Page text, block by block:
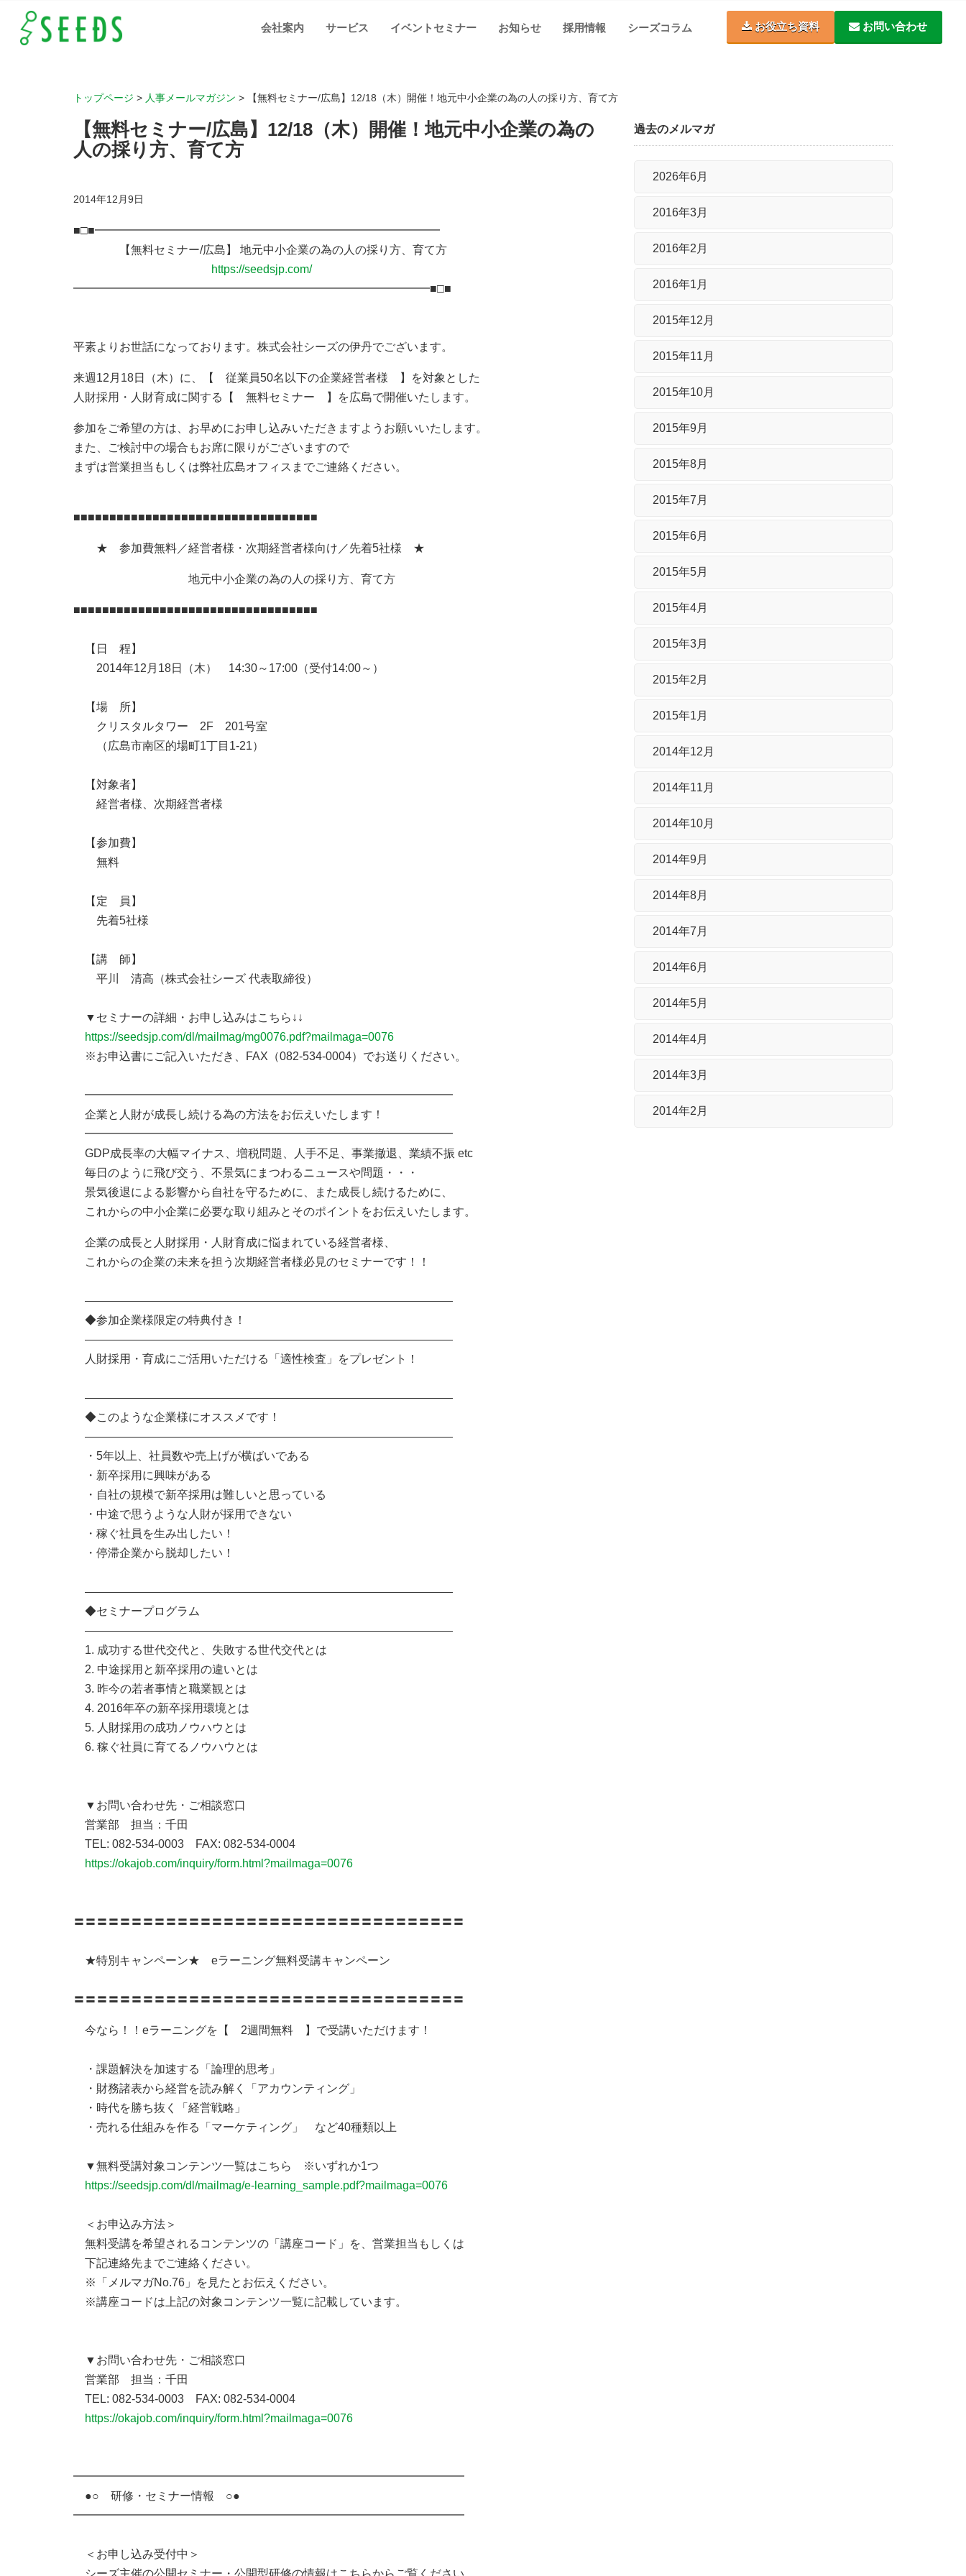
【無料セミ
ナー/広島】
12/18（木）
開催！地元
中小企業の
会社案内 サービス イベントセミナー お知らせ 採用情報 シーズコラム お役立ち資料 お問い合わせ
トップページ > 人事メールマガジン > 【無料セミナー/広島】12/18（木）開催！地元中小企業の為の人の採り方、育て方
【無料セミナー/広島】12/18（木）開催！地元中小企業の為の
人の採り方、育て方
2014年12月9日
■□■━━━━━━━━━━━━━━━━━━━━━━━━━━━━━━
【無料セミナー/広島】 地元中小企業の為の人の採り方、育て方
https://seedsjp.com/
━━━━━━━━━━━━━━━━━━━━━━━━━━━━━━━■□■
平素よりお世話になっております。株式会社シーズの伊丹でございます。
来週12月18日（木）に、【 従業員50名以下の企業経営者様 】を対象とした
人財採用・人財育成に関する【 無料セミナー 】を広島で開催いたします。
参加をご希望の方は、お早めにお申し込みいただきますようお願いいたします。
また、ご検討中の場合もお席に限りがございますので
まずは営業担当もしくは弊社広島オフィスまでご連絡ください。
■■■■■■■■■■■■■■■■■■■■■■■■■■■■■■■■■■
★ 参加費無料／経営者様・次期経営者様向け／先着5社様 ★
地元中小企業の為の人の採り方、育て方
■■■■■■■■■■■■■■■■■■■■■■■■■■■■■■■■■■
【日 程】
2014年12月18日（木） 14:30～17:00（受付14:00～）
【場 所】
クリスタルタワー 2F 201号室
（広島市南区的場町1丁目1-21）
【対象者】
経営者様、次期経営者様
【参加費】
無料
【定 員】
先着5社様
【講 師】
平川 清高（株式会社シーズ 代表取締役）
▼セミナーの詳細・お申し込みはこちら↓↓
https://seedsjp.com/dl/mailmag/mg0076.pdf?mailmaga=0076
※お申込書にご記入いただき、FAX（082-534-0004）でお送りください。
━━━━━━━━━━━━━━━━━━━━━━━━━━━━━━━━
企業と人財が成長し続ける為の方法をお伝えいたします！
━━━━━━━━━━━━━━━━━━━━━━━━━━━━━━━━
GDP成長率の大幅マイナス、増税問題、人手不足、事業撤退、業績不振 etc
毎日のように飛び交う、不景気にまつわるニュースや問題・・・
景気後退による影響から自社を守るために、また成長し続けるために、
これからの中小企業に必要な取り組みとそのポイントをお伝えいたします。
企業の成長と人財採用・人財育成に悩まれている経営者様、
これからの企業の未来を担う次期経営者様必見のセミナーです！！
――――――――――――――――――――――――――――――――
◆参加企業様限定の特典付き！
――――――――――――――――――――――――――――――――
人財採用・育成にご活用いただける「適性検査」をプレゼント！
――――――――――――――――――――――――――――――――
◆このような企業様にオススメです！
――――――――――――――――――――――――――――――――
・5年以上、社員数や売上げが横ばいである
・新卒採用に興味がある
・自社の規模で新卒採用は難しいと思っている
・中途で思うような人財が採用できない
・稼ぐ社員を生み出したい！
・停滞企業から脱却したい！
――――――――――――――――――――――――――――――――
◆セミナープログラム
――――――――――――――――――――――――――――――――
1. 成功する世代交代と、失敗する世代交代とは
2. 中途採用と新卒採用の違いとは
3. 昨今の若者事情と職業観とは
4. 2016年卒の新卒採用環境とは
5. 人財採用の成功ノウハウとは
6. 稼ぐ社員に育てるノウハウとは
▼お問い合わせ先・ご相談窓口
営業部 担当：千田
TEL: 082-534-0003 FAX: 082-534-0004
https://okajob.com/inquiry/form.html?mailmaga=0076
〓〓〓〓〓〓〓〓〓〓〓〓〓〓〓〓〓〓〓〓〓〓〓〓〓〓〓〓〓〓〓〓〓〓
★特別キャンペーン★ eラーニング無料受講キャンペーン
〓〓〓〓〓〓〓〓〓〓〓〓〓〓〓〓〓〓〓〓〓〓〓〓〓〓〓〓〓〓〓〓〓〓
今なら！！eラーニングを【 2週間無料 】で受講いただけます！
・課題解決を加速する「論理的思考」
・財務諸表から経営を読み解く「アカウンティング」
・時代を勝ち抜く「経営戦略」
・売れる仕組みを作る「マーケティング」 など40種類以上
▼無料受講対象コンテンツ一覧はこちら ※いずれか1つ
https://seedsjp.com/dl/mailmag/e-learning_sample.pdf?mailmaga=0076
＜お申込み方法＞
無料受講を希望されるコンテンツの「講座コード」を、営業担当もしくは
下記連絡先までご連絡ください。
※「メルマガNo.76」を見たとお伝えください。
※講座コードは上記の対象コンテンツ一覧に記載しています。
▼お問い合わせ先・ご相談窓口
営業部 担当：千田
TEL: 082-534-0003 FAX: 082-534-0004
https://okajob.com/inquiry/form.html?mailmaga=0076
━━━━━━━━━━━━━━━━━━━━━━━━━━━━━━━━━━
●○ 研修・セミナー情報 ○●
━━━━━━━━━━━━━━━━━━━━━━━━━━━━━━━━━━
＜お申し込み受付中＞
シーズ主催の公開セミナー・公開型研修の情報はこちらからご覧ください。
過去のメルマガ
2026年6月
2016年3月
2016年2月
2016年1月
2015年12月
2015年11月
2015年10月
2015年9月
2015年8月
2015年7月
2015年6月
2015年5月
2015年4月
2015年3月
2015年2月
2015年1月
2014年12月
2014年11月
2014年10月
2014年9月
2014年8月
2014年7月
2014年6月
2014年5月
2014年4月
2014年3月
2014年2月